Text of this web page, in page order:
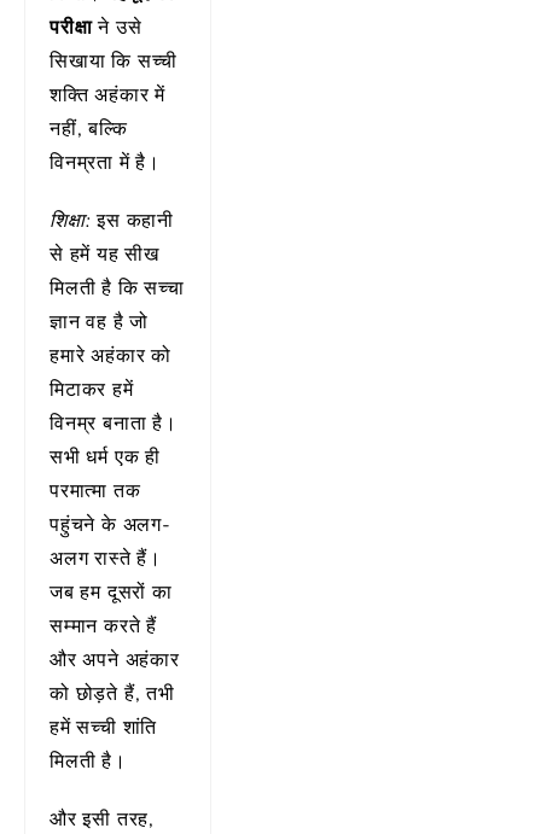
परीक्षाने उसे
सिखाया कि सच्ची
शक्ति अहंकार में
नहीं, बल्कि
विनम्रता में है।
शिक्षा: इस कहानी
से हमें यह सीख
मिलती है कि सच्चा
ज्ञान वह है जो
हमारे अहंकार को
मिटाकर हमें
विनम्र बनाता है।
सभी धर्म एक ही
परमात्मा तक
पहुंचने के अलग-
अलग रास्ते हैं।
जब हम दूसरों का
सम्मान करते हैं
और अपने अहंकार
को छोड़ते हैं, तभी
हमें सच्ची शांति
मिलती है।
और इसी तरह,